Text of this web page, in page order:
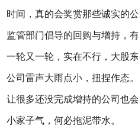
时间，真的会奖赏那些诚实的
监管部门倡导的回购与增持，
一轮又一轮，实在不行，大股
公司雷声大雨点小，扭捏作态
让很多还没完成增持的公司也
小家子气，何必拖泥带水。